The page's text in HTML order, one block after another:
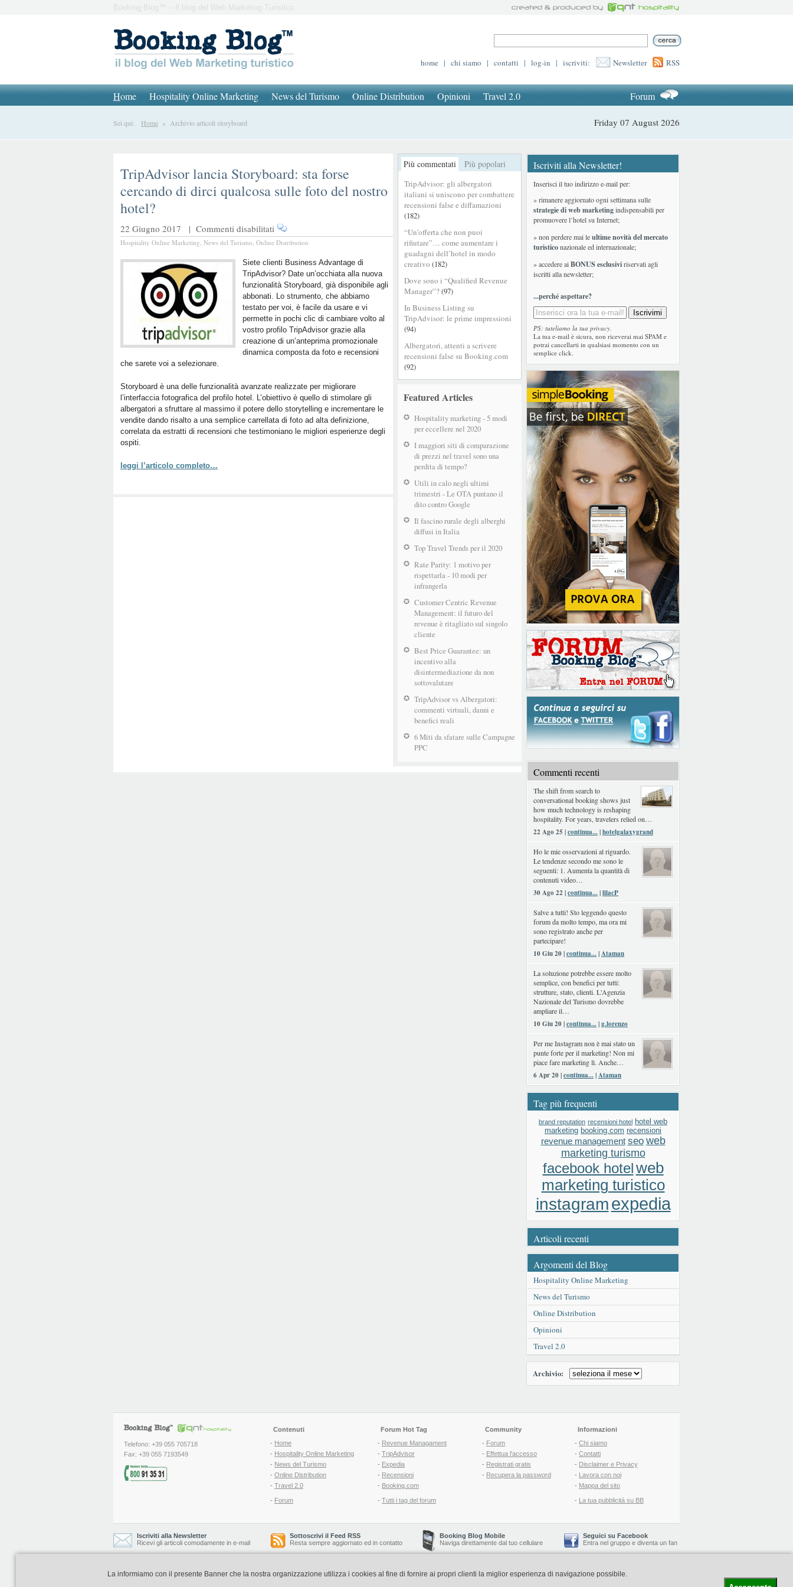
Booking Blog™ – Il blog del Web Marketing Turistico
home | chi siamo | contatti | log-in | iscriviti: Newsletter RSS
Home Hospitality Online Marketing News del Turismo Online Distribution Opinioni Travel 2.0 Forum
Sei qui: Home » Archivio articoli storyboard Friday 07 August 2026
Più commentati Più popolari
TripAdvisor: gli albergatori
italiani si uniscono per combattere
recensioni false e diffamazioni
(182)
“Un’offerta che non puoi
rifiutare”… come aumentare i
guadagni dell’hotel in modo
creativo (182)
Dove sono i “Qualified Revenue
Manager”?(97)
In Business Listing su
TripAdvisor: le prime impressioni
(94)
Albergatori, attenti a scrivere
recensioni false su Booking.com
(92)
Featured Articles
Hospitality marketing - 5 modi
per eccellere nel 2020
I maggiori siti di comparazione
di prezzi nel travel sono una
perdita di tempo?
Utili in calo negli ultimi
trimestri - Le OTA puntano il
dito contro Google
Il fascino rurale degli alberghi
diffusi in Italia
Top Travel Trends per il 2020
Rate Parity: 1 motivo per
rispettarla - 10 modi per
infrangerla
Customer Centric Revenue
Management: il futuro del
revenue è ritagliato sul singolo
cliente
Best Price Guarantee: un
incentivo alla
disintermediazione da non
sottovalutare
TripAdvisor vs Albergatori:
commenti virtuali, danni e
benefici reali
6 Miti da sfatare sulle Campagne
PPC
TripAdvisor lancia Storyboard: sta forse
cercando di dirci qualcosa sulle foto del nostro
hotel?
22 Giugno 2017 | Commenti disabilitati su
TripAdvisor
Storyboard:
sta
forse
cercando
di
dirci
qualcosa
sulle
foto
nostro
hotel?
Hospitality Online Marketing, News del Turismo, Online Distribution
Siete clienti Business Advantage di
TripAdvisor? Date un’occhiata alla nuova
funzionalità Storyboard, già disponibile agli
abbonati. Lo strumento, che abbiamo
testato per voi, è facile da usare e vi
permette in pochi clic di cambiare volto al
vostro profilo TripAdvisor grazie alla
creazione di un’anteprima promozionale
dinamica composta da foto e recensioni
che sarete voi a selezionare.
Storyboard è una delle funzionalità avanzate realizzate per migliorare
l’interfaccia fotografica del profilo hotel. L’obiettivo è quello di stimolare gli
albergatori a sfruttare al massimo il potere dello storytelling e incrementare le
vendite dando risalto a una semplice carrellata di foto ad alta definizione,
correlata da estratti di recensioni che testimoniano le migliori esperienze degli
ospiti.
leggi l’articolo completo…
Iscriviti alla Newsletter!
Inserisci il tuo indirizzo e-mail per:
» rimanere aggiornato ogni settimana sulle
strategie di web marketingindispensabili per
promuovere l’hotel su Internet;
» non perdere mai leultime novità del mercato
turisticonazionale ed internazionale;
» accedere aiBONUS esclusiviriservati agli
iscritti alla newsletter;
...perché aspettare?
PS: tuteliamo la tua privacy.
La tua e-mail è sicura, non riceverai mai SPAM e
potrai cancellarti in qualsiasi momento con un
semplice click.
Commenti recenti
The shift from search to
conversational booking shows just
how much technology is reshaping
hospitality. For years, travelers relied on…
22 Ago 25 |continua...|hotelgalaxygrand
Ho le mie osservazioni al riguardo.
Le tendenze secondo me sono le
seguenti: 1. Aumenta la quantità di
contenuti video…
30 Ago 22 |continua...|lilacP
Salve a tutti! Sto leggendo questo
forum da molto tempo, ma ora mi
sono registrato anche per
partecipare!
10 Giu 20 |continua...|Ataman
La soluzione potrebbe essere molto
semplice, con benefici per tutti:
strutture, stato, clienti. L'Agenzia
Nazionale del Turismo dovrebbe
ampliare il…
10 Giu 20 |continua...|g.lorenzo
Per me Instagram non è mai stato un
punte forte per il marketing! Non mi
piace fare marketing lì. Anche…
6 Apr 20 |continua...|Ataman
Tag più frequenti
brand reputation recensioni hotel hotel web
marketing booking.com recensioni
revenue management seo web
marketing turismo
facebook hotelweb
marketing turistico
instagramexpedia
Articoli recenti
Argomenti del Blog
Hospitality Online Marketing
News del Turismo
Online Distribution
Opinioni
Travel 2.0
Archivio:
Telefono: +39 055 705718
Fax: +39 055 7193549
Contenuti
- Home
- Hospitality Online Marketing
- News del Turismo
- Online Distribution
- Travel 2.0
- Forum
Forum Hot Tag
- Revenue Managament
- TripAdvisor
- Expedia
- Recensioni
- Booking.com
- Tutti i tag del forum
Community
- Forum
- Effettua l'accesso
- Registrati gratis
- Recupera la password
Informazioni
- Chi siamo
- Contatti
- Disclaimer e Privacy
- Lavora con noi
- Mappa del sito
- La tua pubblicità su BB
Iscriviti alla Newsletter
Ricevi gli articoli comodamente in e-mail
Sottoscrivi il Feed RSS
Resta sempre aggiornato ed in contatto
Booking Blog Mobile
Naviga direttamente dal tuo cellulare
Seguici su Facebook
Entra nel gruppo e diventa un fan
Booking Blog è realizzato e curato da Copyright © 2006-2026 QNT S.r.l. Socio Unico -www.qnt.it-Booking Blog™ -Il blog del Web Marketing Turistico
La informiamo con il presente Banner che la nostra organizzazione utilizza i cookies al fine di fornire ai propri clienti la miglior esperienza di navigazione possibile.